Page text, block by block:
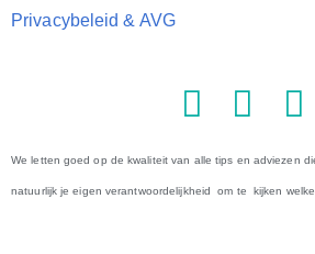
Privacybeleid & AVG
We letten goed op de kwaliteit van alle tips en adviezen
natuurlijk je eigen verantwoordelijkheid om te kijken